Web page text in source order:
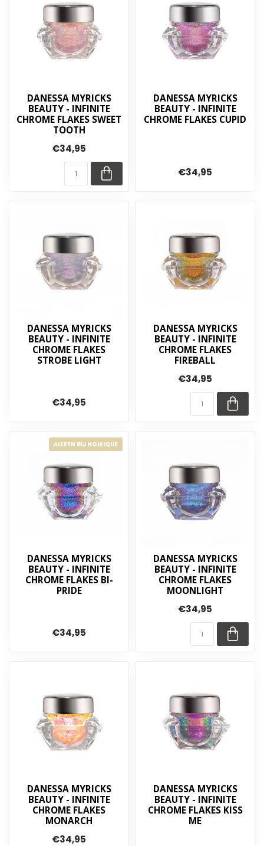
DANESSA MYRICKS
BEAUTY - INFINITE
CHROME FLAKES SWEET
TOOTH
€34,95
DANESSA MYRICKS
BEAUTY - INFINITE
CHROME FLAKES CUPID
€34,95
DANESSA MYRICKS
BEAUTY - INFINITE
CHROME FLAKES
STROBE LIGHT
€34,95
DANESSA MYRICKS
BEAUTY - INFINITE
CHROME FLAKES
FIREBALL
€34,95
ALLEEN BIJ NOIRIQUE
DANESSA MYRICKS
BEAUTY - INFINITE
CHROME FLAKES BI-
PRIDE
€34,95
DANESSA MYRICKS
BEAUTY - INFINITE
CHROME FLAKES
MOONLIGHT
€34,95
DANESSA MYRICKS
BEAUTY - INFINITE
CHROME FLAKES
MONARCH
€34,95
DANESSA MYRICKS
BEAUTY - INFINITE
CHROME FLAKES KISS
ME